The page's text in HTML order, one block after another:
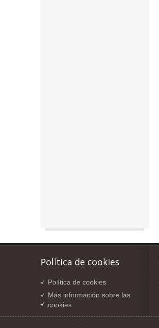
Política de cookies
Política de cookies
Más información sobre las
cookies